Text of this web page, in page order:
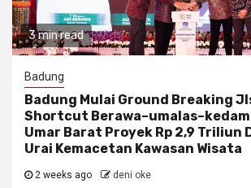
3 min read
Badung
Badung Mulai Ground Breaking
Shortcut
Umar Barat Proyek Rp 2,9
Urai Kemacetan Kawasan Wisata
2 weeks ago deni oke